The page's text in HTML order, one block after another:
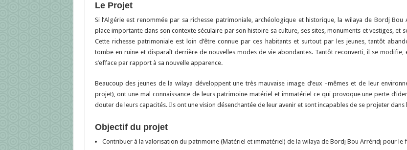
Le Projet
Si l’Algérie est renommée par sa richesse patrimoniale, archéologique et historique, la wi laya de Bordj Bou
place importante dans son contexte séculaire par son histoire sa culture, ses sites, monuments et vestiges, et
Cette richesse patrimoniale est loin d’être connue par ces habitants et surtout par les jeunes, tantôt
tombe en ruine et disparaît derrière de nouvelles modes de vie abondantes. Tantôt reconverti, il se modifie,
s’efface par rapport à sa nouvelle apparence.
Beaucoup des jeunes de la wilaya développent une très mauvaise image d’eux –mêmes et de leur
projet), ont une mal connaissance de leurs patrimoine matériel et immatériel ce qui provoque une perte
douter de leurs capacités. Ils ont une vision désenchantée de leur avenir et sont incapables de se projeter dans
Objectif du projet
Contribuer à la valorisation du patrimoine (Matériel et immatériel) de la wilaya de Bordj Bou Arréridj pour le